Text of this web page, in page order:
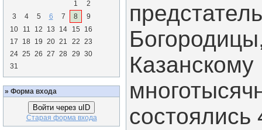
1
2
3
4 5 6 7 8
9
10
11 12 13 14 15
16
17
18 19 20 21 22 23
24 25 26 27 28 29 30
31
» Форма входа
Войти через uID
Старая форма входа
состоялись